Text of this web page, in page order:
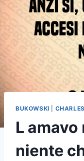
BUKOWSKI
L amavo
niente